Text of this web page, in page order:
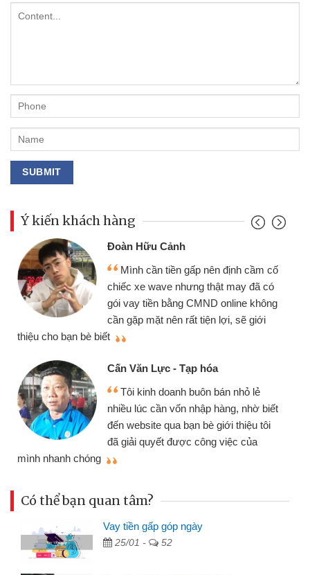
Ý kiến khách hàng
Đoàn Hữu Cảnh
Mình cần tiền gấp nên định cầm cố
chiếc xe wave nhưng thật may đã có
gói vay tiền bằng CMND online không
cần gặp mặt nên rất tiện lợi, sẽ giới
thiệu cho bạn bè biết
Cấn Văn Lực - Tạp hóa
Tôi kinh doanh buôn bán nhỏ lẻ
nhiều lúc cần vốn nhập hàng, nhờ biết
đến website qua bạn bè giới thiệu tôi
đã giải quyết được công việc của
mình nhanh chóng
Có thể bạn quan tâm?
Vay tiền gấp góp ngày
25/01 - 52